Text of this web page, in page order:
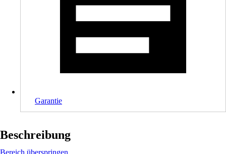
Garantie
Beschreibung
Bereich überspringen